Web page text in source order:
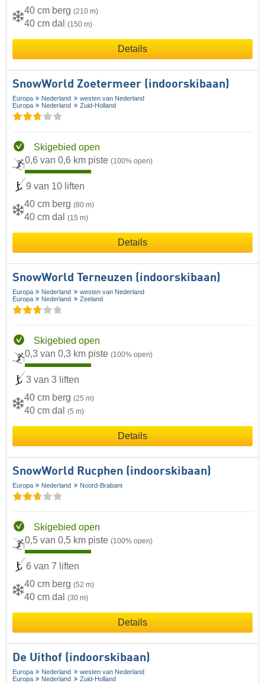
40 cm berg (210 m)
40 cm dal (150 m)
Details
SnowWorld Zoetermeer (indoorskibaan)
Europa Nederland
westen van Nederland
Europa
Nederland Zuid-Holland
Skigebied open
0,6 van 0,6 km piste (100% open)
9 van 10 liften
40 cm berg (80 m)
40 cm dal (15 m)
Details
SnowWorld Terneuzen (indoorskibaan)
Europa Nederland
westen van Nederland
Europa
Nederland Zeeland
Skigebied open
0,3 van 0,3 km piste (100% open)
3 van 3 liften
40 cm berg (25 m)
40 cm dal (5 m)
Details
SnowWorld Rucphen (indoorskibaan)
Europa Nederland Noord-Brabant
Skigebied open
0,5 van 0,5 km piste (100% open)
6 van 7 liften
40 cm berg (52 m)
40 cm dal (30 m)
Details
De Uithof (indoorskibaan)
Europa Nederland
westen van Nederland
Europa
Nederland Zuid-Holland